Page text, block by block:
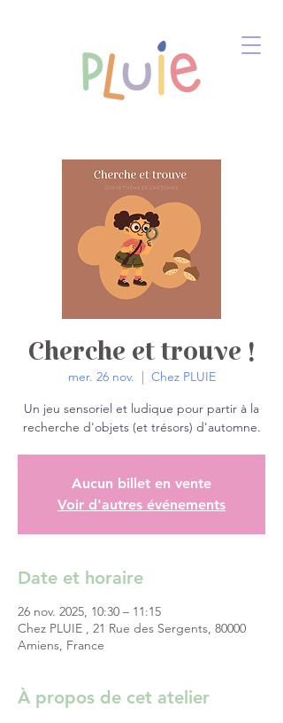
Cherche et trouve !
mer. 26 nov.
  |
Chez PLUIE
Un jeu sensoriel et ludique pour partir à la
recherche d'objets (et trésors) d'automne.
Aucun billet en vente
Voir d'autres événements
Date et horaire
26 nov. 2025, 10:30 – 11:15
Chez PLUIE , 21 Rue des Sergents, 80000
Amiens, France
À propos de cet atelier